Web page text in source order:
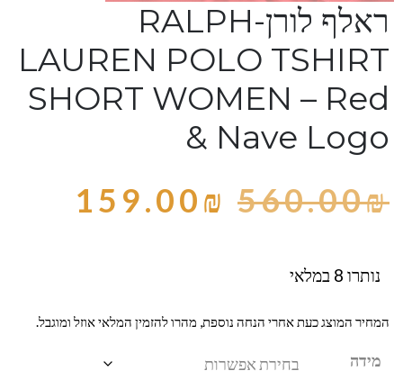
ראלף לורן-RALPH
LAUREN POLO TSHIRT
SHORT WOMEN – Red
& Nave Logo
560.00₪
159.00₪
נותרו 8 במלאי
המחיר המוצג כעת אחרי הנחה נוספת, מהרו להזמין המלאי אוזל ומוגבל.
מידה